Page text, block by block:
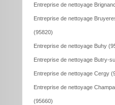
Entreprise de nettoyage
Entreprise de nettoyage
(95820)
Entreprise de nettoyage Buhy
Entreprise de nettoyage Butry-
Entreprise de nettoyage Cergy
Entreprise de nettoyage
(95660)